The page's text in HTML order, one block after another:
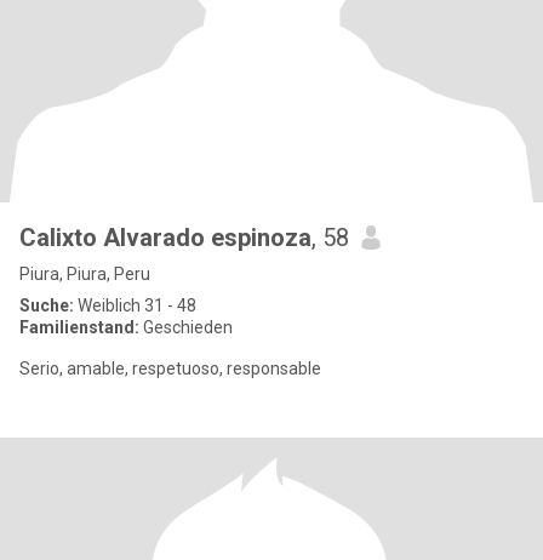
Calixto Alvarado espinoza, 58
Piura, Piura, Peru
Suche: Weiblich 31 - 48
Familienstand: Geschieden
Serio, amable, respetuoso, responsable